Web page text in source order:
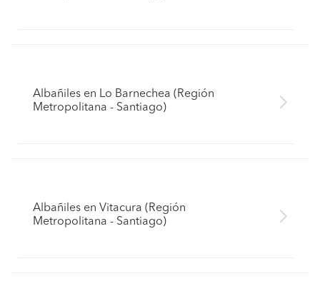
Albañiles en Lo Barnechea (Región
Metropolitana - Santiago)
Albañiles en Vitacura (Región
Metropolitana - Santiago)